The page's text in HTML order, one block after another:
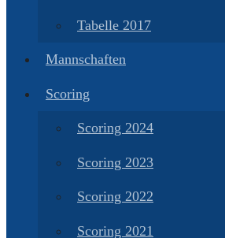
Tabelle 2017
Mannschaften
Scoring
Scoring 2024
Scoring 2023
Scoring 2022
Scoring 2021